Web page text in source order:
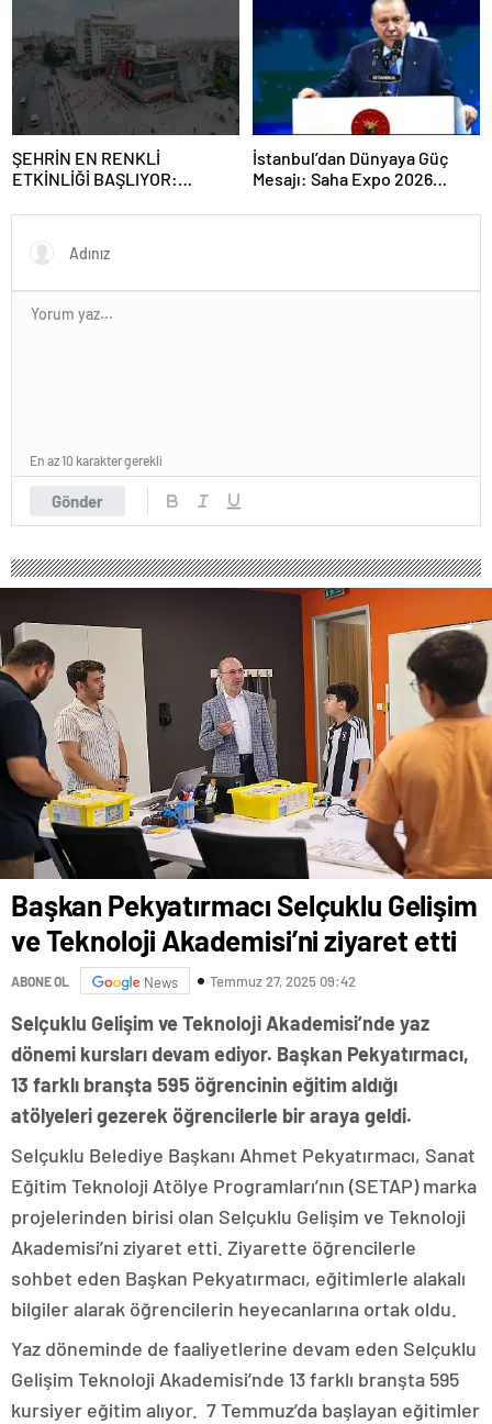
ortaklığı güçlendiriyor
ŞEHRİN EN RENKLİ
ETKİNLİĞİ BAŞLIYOR:
FESTİVALİ” HEYECANI
GAZİOSMANPAŞA’DA
YAŞANACAK
İstanbul’dan Dünyaya Güç
Mesajı: Saha Expo 2026
Gönder
En az 10 karakter gerekli
Başkan Pekyatırmacı Selçuklu Gelişim
ve Teknoloji Akademisi’ni ziyaret etti
ABONE OL News Temmuz 27, 2025 09:42
Selçuklu Gelişim ve Teknoloji Akademisi’nde yaz
dönemi kursları devam ediyor. Başkan Pekyatırmacı,
13 farklı branşta 595 öğrencinin eğitim aldığı
atölyeleri gezerek öğrencilerle bir araya geldi.
Selçuklu Belediye Başkanı Ahmet Pekyatırmacı, Sanat
Eğitim Teknoloji Atölye Programları’nın (SETAP) marka
projelerinden birisi olan Selçuklu Gelişim ve Teknoloji
Akademisi’ni ziyaret etti. Ziyarette öğrencilerle
sohbet eden Başkan Pekyatırmacı, eğitimlerle alakalı
bilgiler alarak öğrencilerin heyecanlarına ortak oldu.
Yaz döneminde de faaliyetlerine devam eden Selçuklu
Gelişim Teknoloji Akademisi’nde 13 farklı branşta 595
kursiyer eğitim alıyor. 7 Temmuz’da başlayan eğitimler